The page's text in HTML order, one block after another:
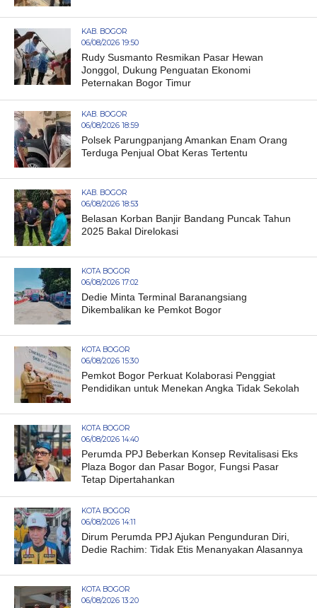
KAB. BOGOR
06/08/2026 19:50
Rudy Susmanto Resmikan Pasar Hewan
Jonggol, Dukung Penguatan Ekonomi
Peternakan Bogor Timur
KAB. BOGOR
06/08/2026 18:59
Polsek Parungpanjang Amankan Enam Orang
Terduga Penjual Obat Keras Tertentu
KAB. BOGOR
06/08/2026 18:53
Belasan Korban Banjir Bandang Puncak Tahun
2025 Bakal Direlokasi
KOTA BOGOR
06/08/2026 17:02
Dedie Minta Terminal Baranangsiang
Dikembalikan ke Pemkot Bogor
KOTA BOGOR
06/08/2026 15:30
Pemkot Bogor Perkuat Kolaborasi Penggiat
Pendidikan untuk Menekan Angka Tidak Sekolah
KOTA BOGOR
06/08/2026 14:40
Perumda PPJ Beberkan Konsep Revitalisasi Eks
Plaza Bogor dan Pasar Bogor, Fungsi Pasar
Tetap Dipertahankan
KOTA BOGOR
06/08/2026 14:11
Dirum Perumda PPJ Ajukan Pengunduran Diri,
Dedie Rachim: Tidak Etis Menanyakan Alasannya
KOTA BOGOR
06/08/2026 13:20